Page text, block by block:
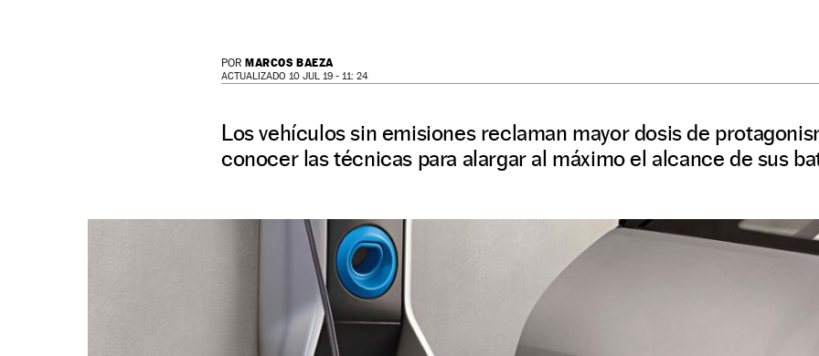
POR MARCOS BAEZA
ACTUALIZADO 10 JUL 19 - 11: 24
Los vehículos sin emisiones reclaman mayor dosis de
conocer las técnicas para alargar al máximo el alcance de sus